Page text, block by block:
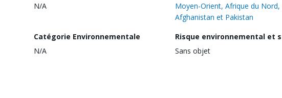
N/A
Moyen-Orient, Afrique du Nord,
Afghanistan et Pakistan
Catégorie Environnementale
N/A
Risque environnemental et
Sans objet